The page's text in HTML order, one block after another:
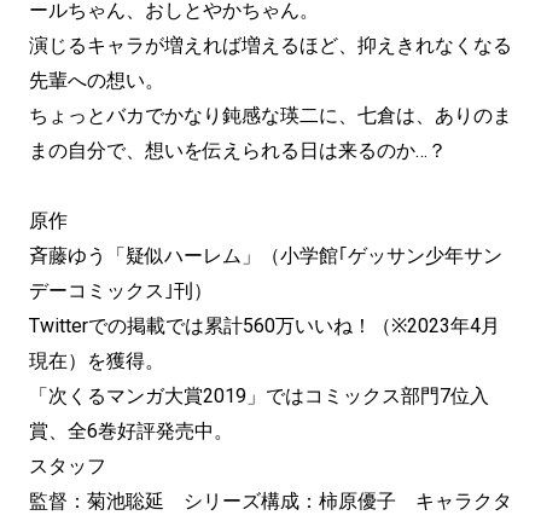
ールちゃん、おしとやかちゃん。
演じるキャラが増えれば増えるほど、抑えきれなくなる
先輩への想い。
ちょっとバカでかなり鈍感な瑛二に、七倉は、ありのま
まの自分で、想いを伝えられる日は来るのか…？
原作
斉藤ゆう「疑似ハーレム」（小学館｢ゲッサン少年サン
デーコミックス｣刊）
Twitterでの掲載では累計560万いいね！（※2023年4月
現在）を獲得。
「次くるマンガ大賞2019」ではコミックス部門7位入
賞、全6巻好評発売中。
スタッフ
監督：菊池聡延 シリーズ構成：柿原優子 キャラクタ